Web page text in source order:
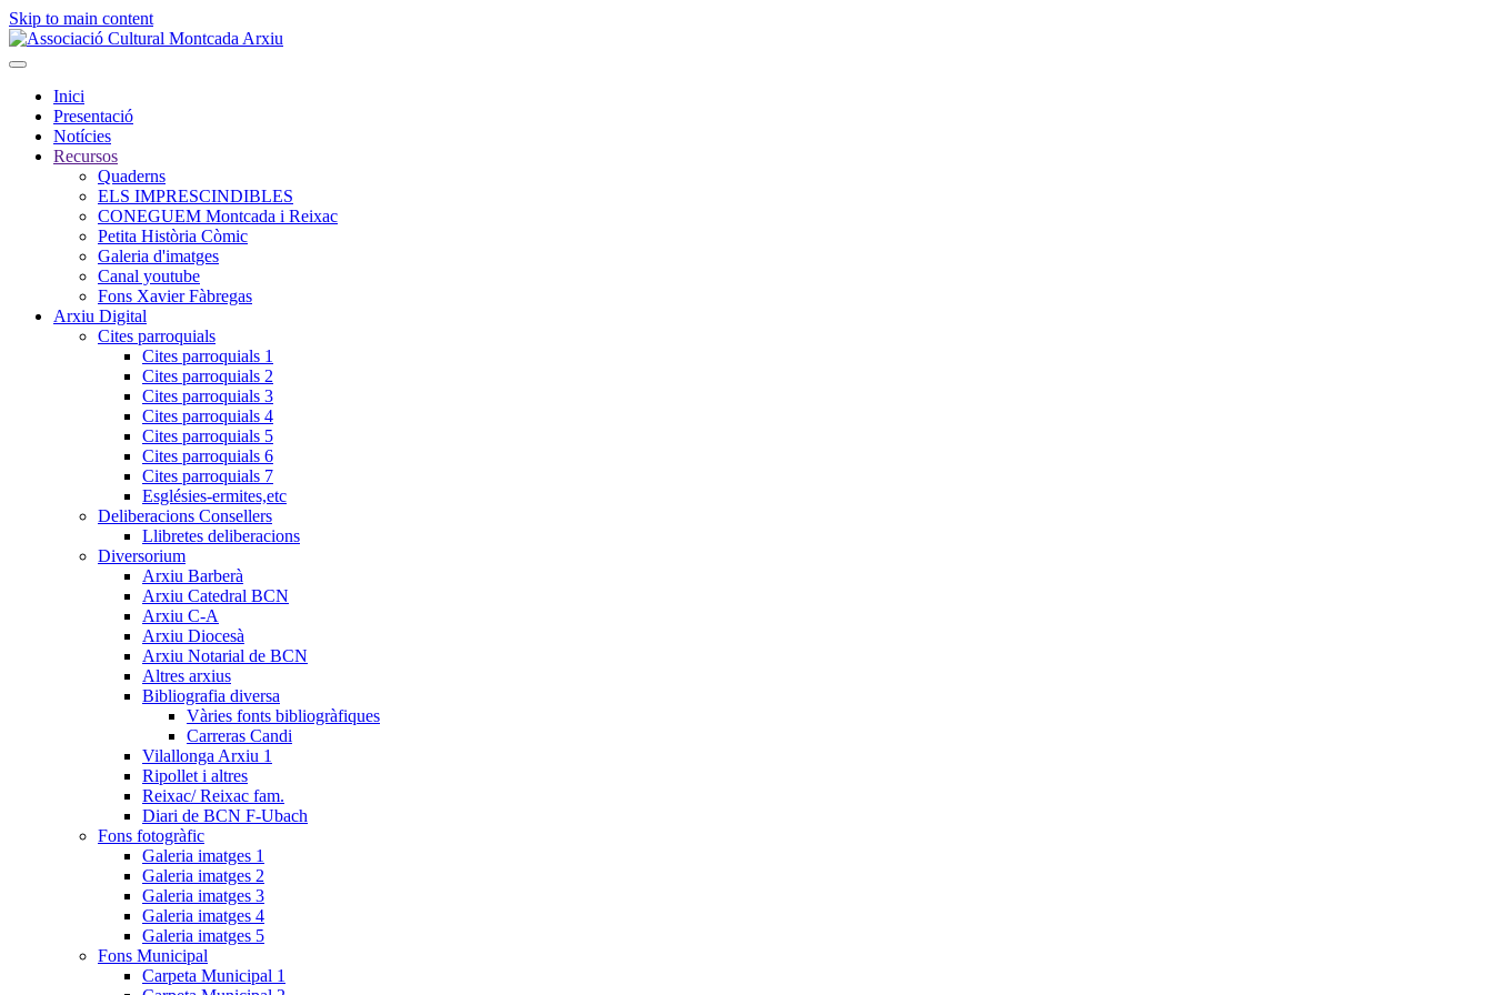
Skip to main content
Inici
Presentació
Notícies
Recursos
Quaderns
ELS IMPRESCINDIBLES
CONEGUEM Montcada i Reixac
Petita Història Còmic
Galeria d'imatges
Canal youtube
Fons Xavier Fàbregas
Arxiu Digital
Cites parroquials
Cites parroquials 1
Cites parroquials 2
Cites parroquials 3
Cites parroquials 4
Cites parroquials 5
Cites parroquials 6
Cites parroquials 7
Esglésies-ermites,etc
Deliberacions Consellers
Llibretes deliberacions
Diversorium
Arxiu Barberà
Arxiu Catedral BCN
Arxiu C-A
Arxiu Diocesà
Arxiu Notarial de BCN
Altres arxius
Bibliografia diversa
Vàries fonts bibliogràfiques
Carreras Candi
Vilallonga Arxiu 1
Ripollet i altres
Reixac/ Reixac fam.
Diari de BCN F-Ubach
Fons fotogràfic
Galeria imatges 1
Galeria imatges 2
Galeria imatges 3
Galeria imatges 4
Galeria imatges 5
Fons Municipal
Carpeta Municipal 1